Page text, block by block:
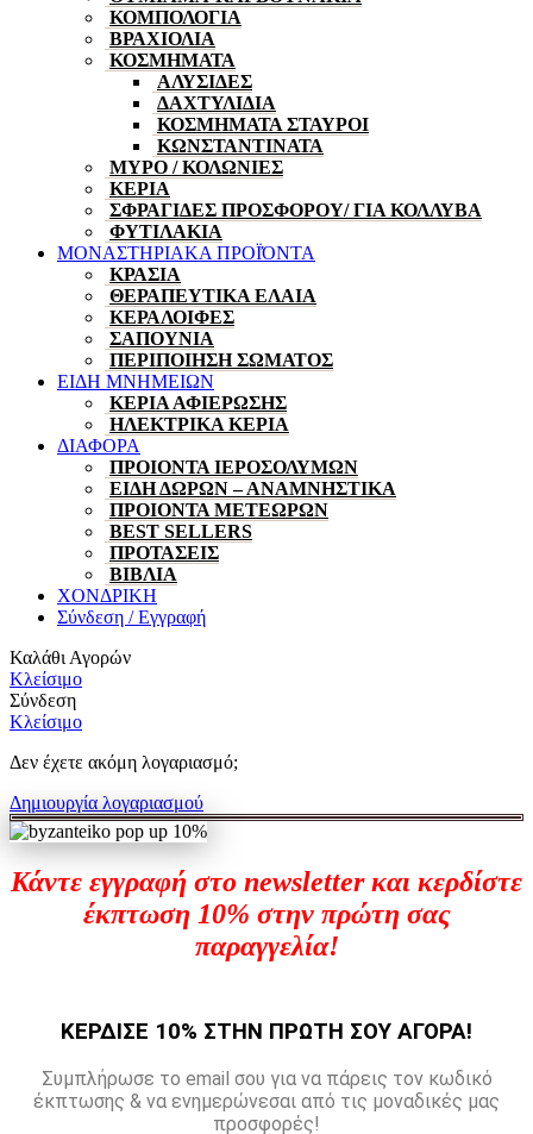
ΚΟΜΠΟΛΟΓΙΑ
ΒΡΑΧΙΟΛΙΑ
ΚΟΣΜΗΜΑΤΑ
ΑΛΥΣΙΔΕΣ
ΔΑΧΤΥΛΙΔΙΑ
ΚΟΣΜΗΜΑΤΑ ΣΤΑΥΡΟΙ
ΚΩΝΣΤΑΝΤΙΝΑΤΑ
ΜΥΡΟ / ΚΟΛΩΝΙΕΣ
ΚΕΡΙΑ
ΣΦΡΑΓΙΔΕΣ ΠΡΟΣΦΟΡΟΥ/ ΓΙΑ ΚΟΛΛΥΒΑ
ΦΥΤΙΛΑΚΙΑ
ΜΟΝΑΣΤΗΡΙΑΚΑ ΠΡΟΪΌΝΤΑ
ΚΡΑΣΙΑ
ΘΕΡΑΠΕΥΤΙΚΑ ΕΛΑΙΑ
ΚΕΡΑΛΟΙΦΕΣ
ΣΑΠΟΥΝΙΑ
ΠΕΡΙΠΟΙΗΣΗ ΣΩΜΑΤΟΣ
ΕΙΔΗ ΜΝΗΜΕΙΩΝ
ΚΕΡΙΑ ΑΦΙΕΡΩΣΗΣ
ΗΛΕΚΤΡΙΚΑ ΚΕΡΙΑ
ΔΙΑΦΟΡΑ
ΠΡΟΙΟΝΤΑ ΙΕΡΟΣΟΛΥΜΩΝ
ΕΙΔΗ ΔΩΡΩΝ – ΑΝΑΜΝΗΣΤΙΚΑ
ΠΡΟΙΟΝΤΑ ΜΕΤΕΩΡΩΝ
BEST SELLERS
ΠΡΟΤΑΣΕΙΣ
ΒΙΒΛΙΑ
ΧΟΝΔΡΙΚΗ
Σύνδεση / Εγγραφή
Καλάθι Αγορών
Κλείσιμο
Σύνδεση
Κλείσιμο
Δεν έχετε ακόμη λογαριασμό;
Δημιουργία λογαριασμού
Κάντε εγγραφή στο newsletter και κερδίστε
έκπτωση 10% στην πρώτη σας
παραγγελία!
ΚΕΡΔΙΣΕ 10% ΣΤΗΝ ΠΡΩΤΗ ΣΟΥ ΑΓΟΡΑ!
Συμπλήρωσε το email σου για να πάρεις τον κωδικό
έκπτωσης & να ενημερώνεσαι από τις μοναδικές μας
προσφορές!